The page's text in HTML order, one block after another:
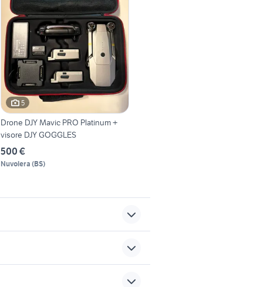
5
Drone DJY Mavic PRO Platinum +
visore DJY GOGGLES
500 €
Nuvolera (BS)